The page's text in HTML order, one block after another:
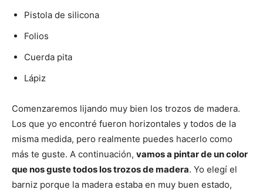
Pistola de silicona
Folios
Cuerda pita
Lápiz
Comenzaremos lijando muy bien los trozos de madera.
Los que yo encontré fueron horizontales y todos de la
misma medida, pero realmente puedes hacerlo como
más te guste. A continuación, vamos a pintar de un color
que nos guste todos los trozos de madera. Yo elegí el
barniz porque la madera estaba en muy buen estado,